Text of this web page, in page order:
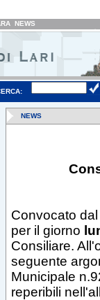
NEWS
NEWS
Convocato
per il giorno
Consiliare.
seguente
Municipale
reperibili